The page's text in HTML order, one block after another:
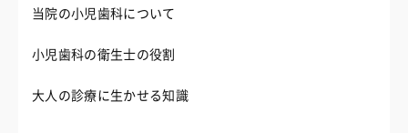
当院の小児歯科について
小児歯科の衛生士の役割
大人の診療に生かせる知識